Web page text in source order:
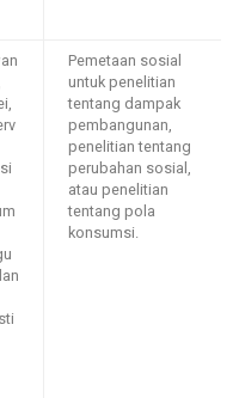
Pemetaan sosial
untuk penelitian
tentang dampak
pembangunan,
penelitian tentang
perubahan sosial,
atau penelitian
tentang pola
konsumsi.